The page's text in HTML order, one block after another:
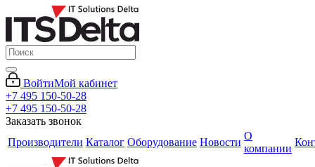
ВойтиМой кабинет
+7 495 150-50-28
+7 495 150-50-28
Заказать звонок
Производители Каталог Оборудование Новости
О
компании